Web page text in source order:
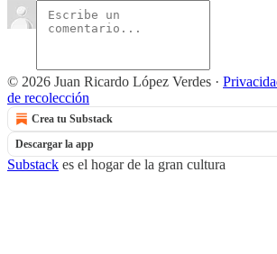
© 2026 Juan Ricardo López Verdes ·
de recolección
Crea tu Substack
Descargar la app
Substack es el hogar de la gran cultura